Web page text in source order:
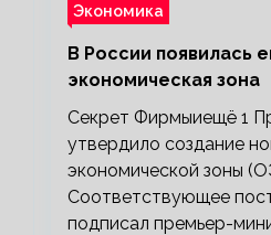
Экономика
В России появилась
экономическая зона
Секрет Фирмыиещё 1
утвердило создание
экономической зоны
Соответствующее
подписал премьер-